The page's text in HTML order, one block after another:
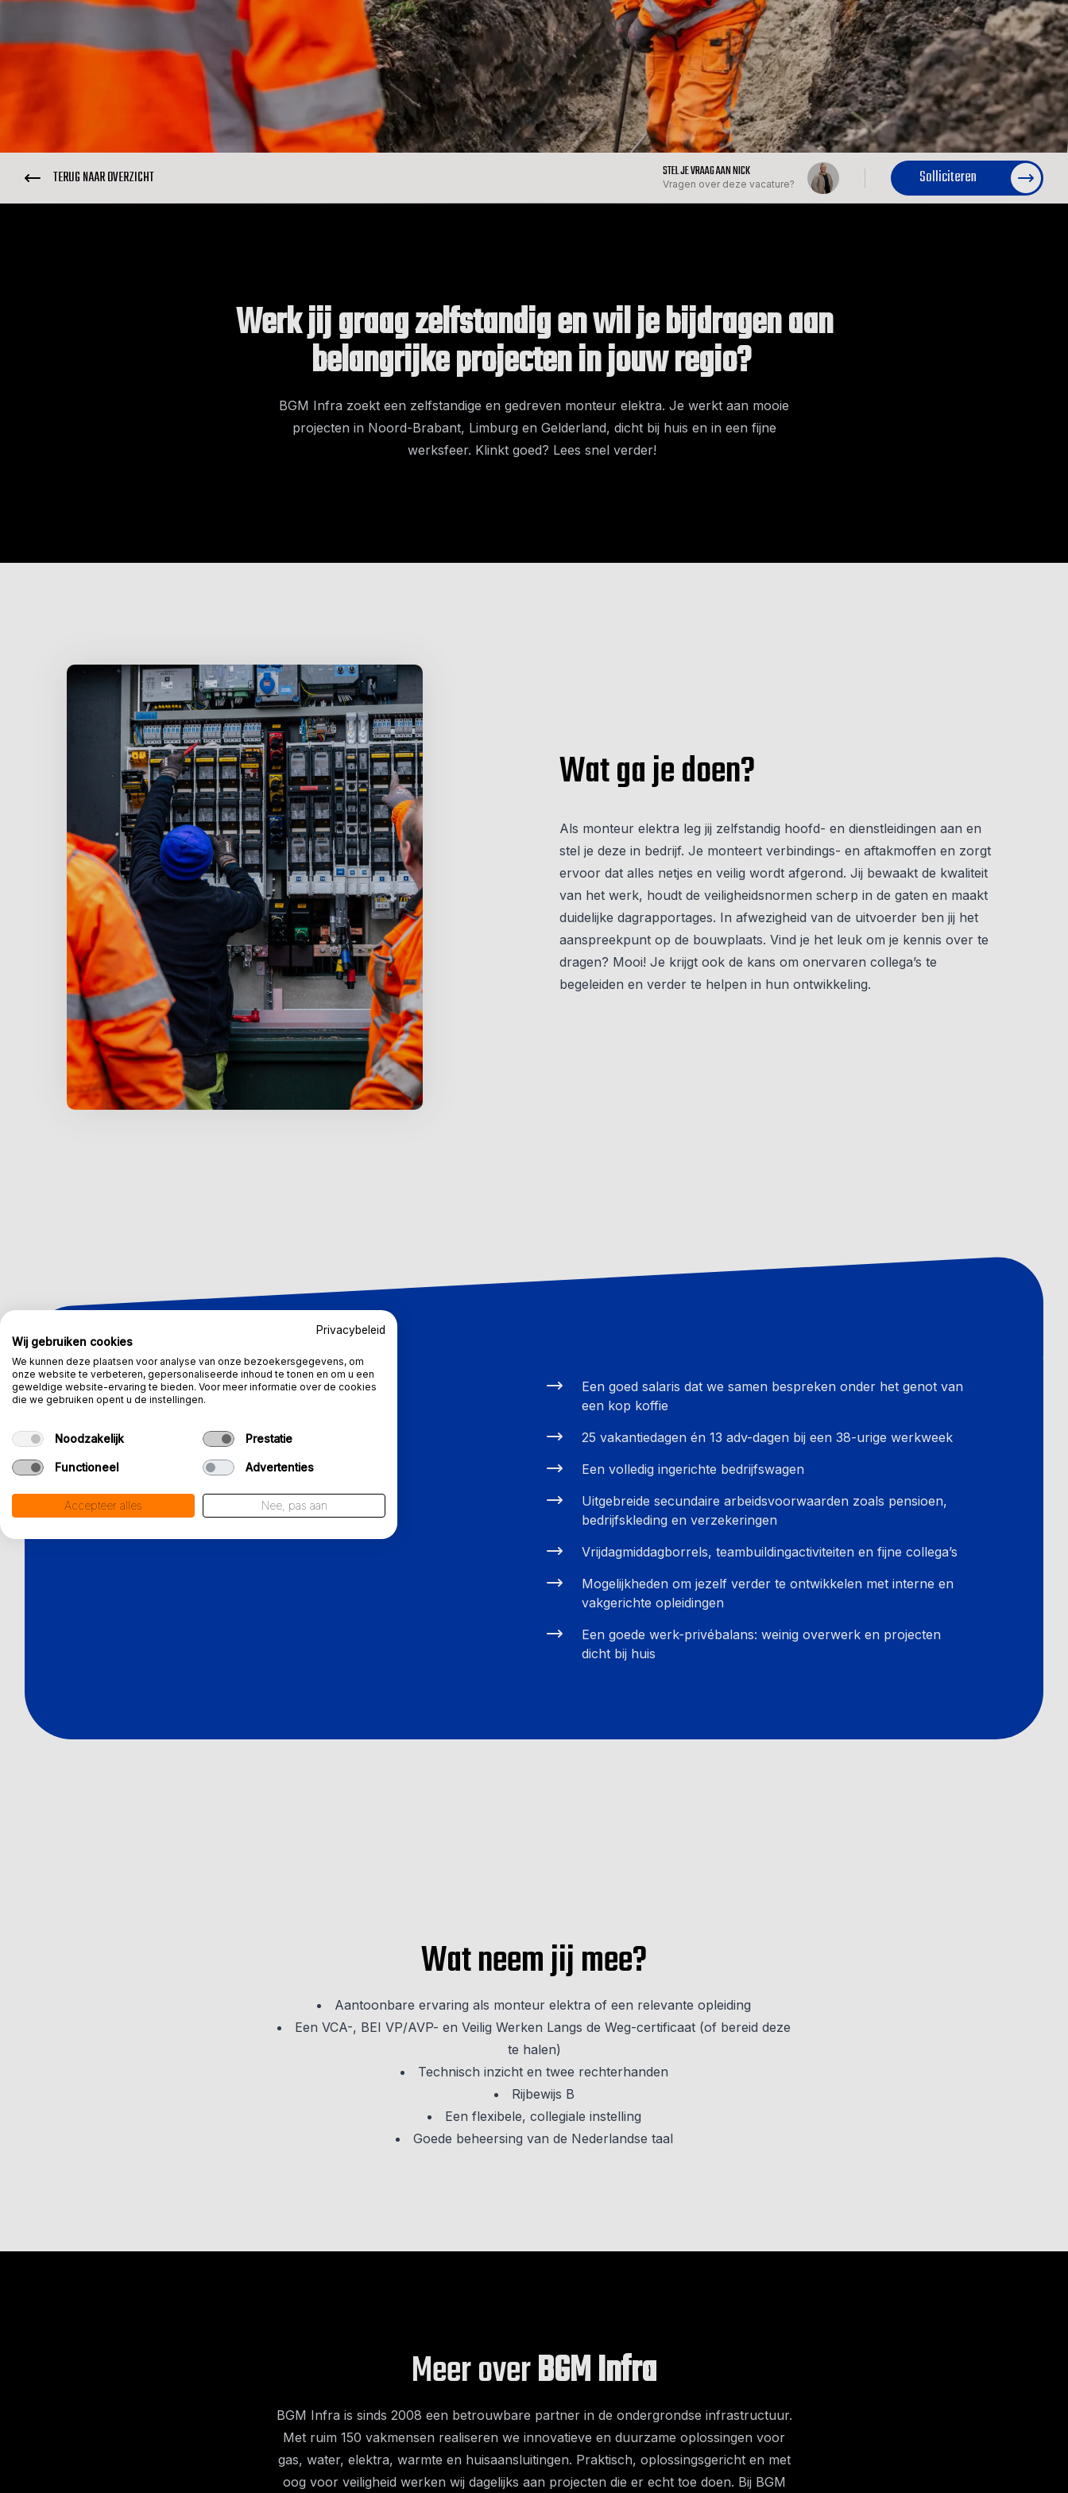
TERUG NAAR OVERZICHT STEL JE VRAAG AAN NICK
Vragen over deze vacature? Solliciteren
Werk jij graag zelfstandig en wil je bijdragen aan
belangrijke projecten in jouw regio?
BGM Infra zoekt een zelfstandige en gedreven monteur elektra. Je werkt aan mooie
projecten in Noord-Brabant, Limburg en Gelderland, dicht bij huis en in een fijne
werksfeer. Klinkt goed? Lees snel verder!
Wat ga je doen?
Als monteur elektra leg jij zelfstandig hoofd- en dienstleidingen aan en
stel je deze in bedrijf. Je monteert verbindings- en aftakmoffen en zorgt
ervoor dat alles netjes en veilig wordt afgerond. Jij bewaakt de kwaliteit
van het werk, houdt de veiligheidsnormen scherp in de gaten en maakt
duidelijke dagrapportages. In afwezigheid van de uitvoerder ben jij het
aanspreekpunt op de bouwplaats. Vind je het leuk om je kennis over te
dragen? Mooi! Je krijgt ook de kans om onervaren collega’s te
begeleiden en verder te helpen in hun ontwikkeling.
Wat krijg jij?
Een goed salaris dat we samen bespreken onder het genot van
een kop koffie
25 vakantiedagen én 13 adv-dagen bij een 38-urige werkweek
Een volledig ingerichte bedrijfswagen
Uitgebreide secundaire arbeidsvoorwaarden zoals pensioen,
bedrijfskleding en verzekeringen
Vrijdagmiddagborrels, teambuildingactiviteiten en fijne collega’s
Mogelijkheden om jezelf verder te ontwikkelen met interne en
vakgerichte opleidingen
Een goede werk-privébalans: weinig overwerk en projecten
dicht bij huis
Wat neem jij mee?
Aantoonbare ervaring als monteur elektra of een relevante opleiding
Een VCA-, BEI VP/AVP- en Veilig Werken Langs de Weg-certificaat (of bereid deze
te halen)
Technisch inzicht en twee rechterhanden
Rijbewijs B
Een flexibele, collegiale instelling
Goede beheersing van de Nederlandse taal
Meer overBGM Infra
BGM Infra is sinds 2008 een betrouwbare partner in de ondergrondse infrastructuur.
Met ruim 150 vakmensen realiseren we innovatieve en duurzame oplossingen voor
gas, water, elektra, warmte en huisaansluitingen. Praktisch, oplossingsgericht en met
oog voor veiligheid werken wij dagelijks aan projecten die er echt toe doen. Bij BGM
Privacybeleid
Wij gebruiken cookies
We kunnen deze plaatsen voor analyse van onze bezoekersgegevens, om
onze website te verbeteren, gepersonaliseerde inhoud te tonen en om u een
geweldige website-ervaring te bieden. Voor meer informatie over de cookies
die we gebruiken opent u de instellingen.
Noodzakelijk Prestatie
Functioneel Advertenties
Accepteer alles Nee, pas aan